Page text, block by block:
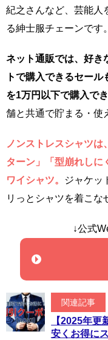
紀之さんなど、芸能人
る紳士服チェーンです。
ネット通販では、好き
トで購入できるセー
を1万円以下で購入でき
舗と共通で貯まる・使
ノンストレスシャツ
ターン」「型崩れしに
ワイシャツ。
ジャケッ
リっとシャツを着こな
↓公式
関連記事
【2025年
安くお得に